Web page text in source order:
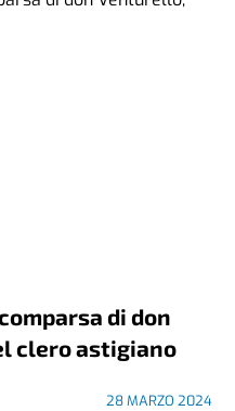
di don
clero astigiano
28 MARZO 2024